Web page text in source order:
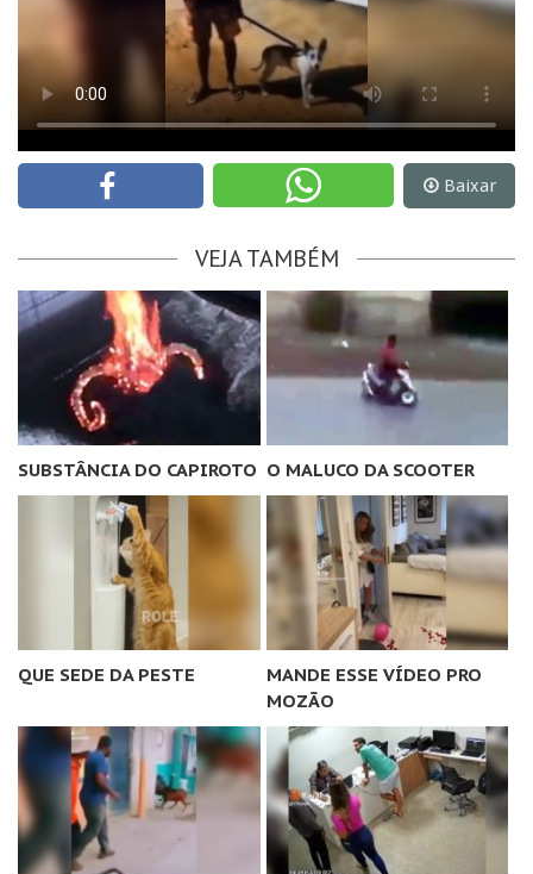
Baixar
VEJA TAMBÉM
SUBSTÂNCIA DO CAPIROTO O MALUCO DA SCOOTER
QUE SEDE DA PESTE
MANDE ESSE VÍDEO PRO
MOZÃO